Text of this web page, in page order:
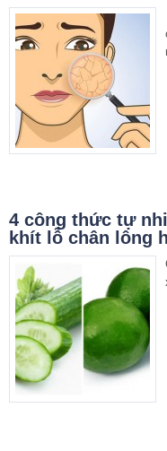
4 công thức tự
khít lỗ chân lông